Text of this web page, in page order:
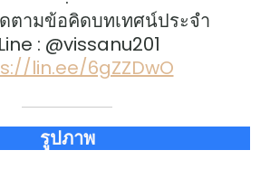
ตามข้อคิดบทเทศน์ประจำ
: @vissanu201
lin.ee/6gZZDwO
รูปภาพ